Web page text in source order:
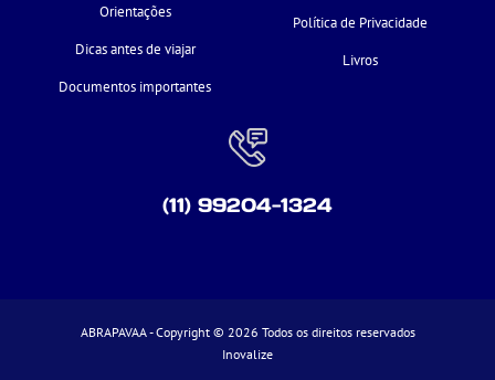
Orientações
Dicas antes de viajar
Documentos importantes
Política de Privacidade
Livros
(11) 99204-1324
ABRAPAVAA - Copyright © 2026 Todos os direitos reservados
Inovalize